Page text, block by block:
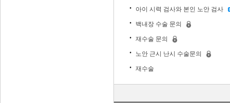
아이 시력 검사와 본인 노안 검사
백내장 수술 문의
재수술 문의
노안 근시 난시 수술문의
재수술